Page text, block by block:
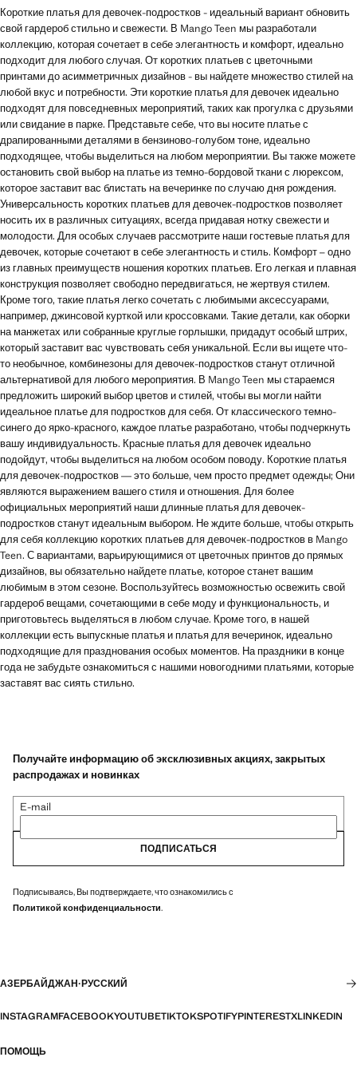
Короткие платья для девочек-подростков - идеальный вариант обновить
свой гардероб стильно и свежести. В Mango Teen мы разработали
коллекцию, которая сочетает в себе элегантность и комфорт, идеально
подходит для любого случая. От коротких платьев с цветочными
принтами до асимметричных дизайнов - вы найдете множество стилей на
любой вкус и потребности. Эти короткие платья для девочек идеально
подходят для повседневных мероприятий, таких как прогулка с друзьями
или свидание в парке. Представьте себе, что вы носите платье с
драпированными деталями в бензиново-голубом тоне, идеально
подходящее, чтобы выделиться на любом мероприятии. Вы также можете
остановить свой выбор на платье из темно-бордовой ткани с люрексом,
которое заставит вас блистать на вечеринке по случаю дня рождения.
Универсальность коротких платьев для девочек-подростков позволяет
носить их в различных ситуациях, всегда придавая нотку свежести и
молодости. Для особых случаев рассмотрите наши гостевые платья для
девочек, которые сочетают в себе элегантность и стиль. Комфорт – одно
из главных преимуществ ношения коротких платьев. Его легкая и плавная
конструкция позволяет свободно передвигаться, не жертвуя стилем.
Кроме того, такие платья легко сочетать с любимыми аксессуарами,
например, джинсовой курткой или кроссовками. Такие детали, как оборки
на манжетах или собранные круглые горлышки, придадут особый штрих,
который заставит вас чувствовать себя уникальной. Если вы ищете что-
то необычное, комбинезоны для девочек-подростков станут отличной
альтернативой для любого мероприятия. В Mango Teen мы стараемся
предложить широкий выбор цветов и стилей, чтобы вы могли найти
идеальное платье для подростков для себя. От классического темно-
синего до ярко-красного, каждое платье разработано, чтобы подчеркнуть
вашу индивидуальность. Красные платья для девочек идеально
подойдут, чтобы выделиться на любом особом поводу. Короткие платья
для девочек-подростков — это больше, чем просто предмет одежды; Они
являются выражением вашего стиля и отношения. Для более
официальных мероприятий наши длинные платья для девочек-
подростков станут идеальным выбором. Не ждите больше, чтобы открыть
для себя коллекцию коротких платьев для девочек-подростков в Mango
Teen. С вариантами, варьирующимися от цветочных принтов до прямых
дизайнов, вы обязательно найдете платье, которое станет вашим
любимым в этом сезоне. Воспользуйтесь возможностью освежить свой
гардероб вещами, сочетающими в себе моду и функциональность, и
приготовьтесь выделяться в любом случае. Кроме того, в нашей
коллекции есть выпускные платья и платья для вечеринок, идеально
подходящие для празднования особых моментов. На праздники в конце
года не забудьте ознакомиться с нашими новогодними платьями, которые
заставят вас сиять стильно.
Получайте информацию об эксклюзивных акциях, закрытых
распродажах и новинках
E-mail
ПОДПИСАТЬСЯ
Подписываясь, Вы подтверждаете, что ознакомились с
Политикой конфиденциальности.
АЗЕРБАЙДЖАН·РУССКИЙ
INSTAGRAMFACEBOOKYOUTUBETIKTOKSPOTIFYPINTERESTXLINKEDIN
ПОМОЩЬ